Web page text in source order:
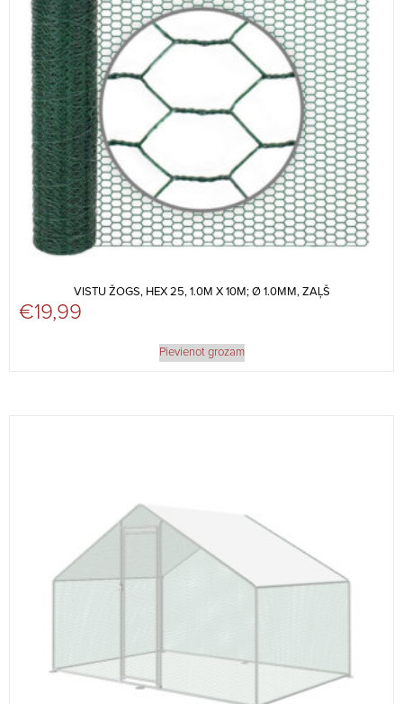
VISTU ŽOGS, HEX 25, 1.0M X 10M; Ø 1.0MM, ZAĻŠ
€19,99
Pievienot grozam